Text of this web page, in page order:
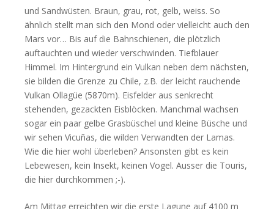
und Sandwüsten. Braun, grau, rot, gelb, weiss. So
ähnlich stellt man sich den Mond oder vielleicht auch den
Mars vor… Bis auf die Bahnschienen, die plötzlich
auftauchten und wieder verschwinden. Tiefblauer
Himmel. Im Hintergrund ein Vulkan neben dem nächsten,
sie bilden die Grenze zu Chile, z.B. der leicht rauchende
Vulkan Ollagüe (5870m). Eisfelder aus senkrecht
stehenden, gezackten Eisblöcken. Manchmal wachsen
sogar ein paar gelbe Grasbüschel und kleine Büsche und
wir sehen Vicuñas, die wilden Verwandten der Lamas.
Wie die hier wohl überleben? Ansonsten gibt es kein
Lebewesen, kein Insekt, keinen Vogel. Ausser die Touris,
die hier durchkommen ;-).
Am Mittag erreichten wir die erste Lagune auf 4100 m